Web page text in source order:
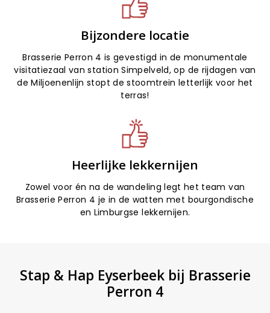
Bijzondere locatie
Brasserie Perron 4 is gevestigd in de monumentale
visitatiezaal van station Simpelveld, op de rijdagen van
de Miljoenenlijn stopt de stoomtrein letterlijk voor het
terras!
Heerlijke lekkernijen
Zowel voor én na de wandeling legt het team van
Brasserie Perron 4 je in de watten met bourgondische
en Limburgse lekkernijen.
Stap & Hap Eyserbeek bij Brasserie
Perron 4